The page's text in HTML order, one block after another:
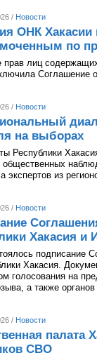
/ Новости
ОНК Хакасии
по
прав лиц
Соглашение
/ Новости
на выборах
Республики
общественных
из
/ Новости
Хакасия и
подписание
Хакасия.
голосования на
а также
/ Новости
палата
СВО